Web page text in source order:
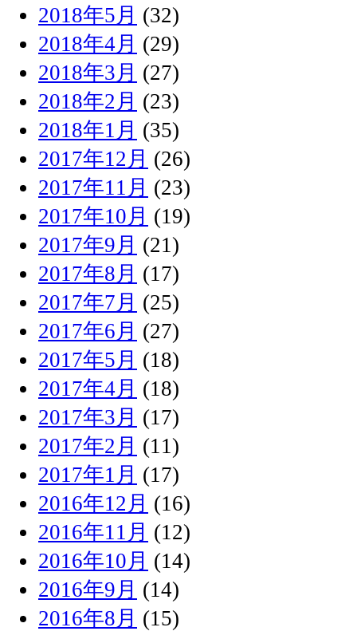
2018年5月 (32)
2018年4月 (29)
2018年3月 (27)
2018年2月 (23)
2018年1月 (35)
2017年12月 (26)
2017年11月 (23)
2017年10月 (19)
2017年9月 (21)
2017年8月 (17)
2017年7月 (25)
2017年6月 (27)
2017年5月 (18)
2017年4月 (18)
2017年3月 (17)
2017年2月 (11)
2017年1月 (17)
2016年12月 (16)
2016年11月 (12)
2016年10月 (14)
2016年9月 (14)
2016年8月 (15)